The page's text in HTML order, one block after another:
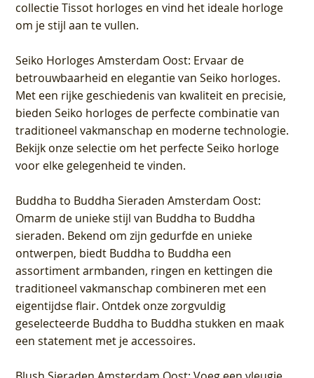
collectie Tissot horloges en vind het ideale horloge
om je stijl aan te vullen.
Seiko Horloges Amsterdam Oost: Ervaar de
betrouwbaarheid en elegantie van Seiko horloges.
Met een rijke geschiedenis van kwaliteit en precisie,
bieden Seiko horloges de perfecte combinatie van
traditioneel vakmanschap en moderne technologie.
Bekijk onze selectie om het perfecte Seiko horloge
voor elke gelegenheid te vinden.
Buddha to Buddha Sieraden Amsterdam Oost:
Omarm de unieke stijl van Buddha to Buddha
sieraden. Bekend om zijn gedurfde en unieke
ontwerpen, biedt Buddha to Buddha een
assortiment armbanden, ringen en kettingen die
traditioneel vakmanschap combineren met een
eigentijdse flair. Ontdek onze zorgvuldig
geselecteerde Buddha to Buddha stukken en maak
een statement met je accessoires.